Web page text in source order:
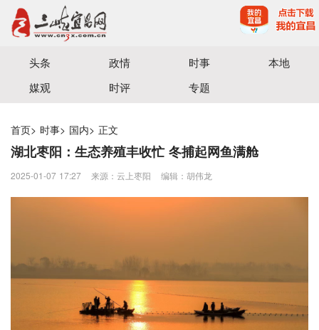
宜昌三峡融媒体中心主办
头条 政情 时事
本地
媒观
时评 专题
首页> 时事> 国内> 正文
湖北枣阳：生态养殖丰收忙 冬捕起网鱼满舱
2025-01-07 17:27 来源：​云上枣阳 编辑：胡伟龙